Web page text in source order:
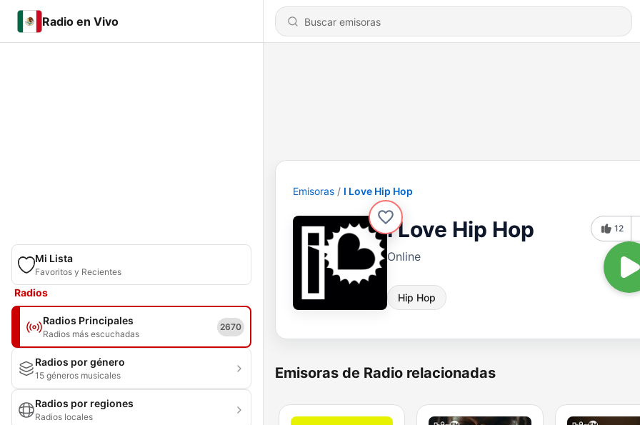
Radio en Vivo
Mi Lista
Favoritos y Recientes
Radios
Radios Principales
Radios más escuchadas
2670
Radios por género
15 géneros musicales
Radios por regiones
Radios locales
Emisoras I Love Hip Hop
I Love Hip Hop
Online
Hip Hop
12
Emisoras de Radio relacionadas